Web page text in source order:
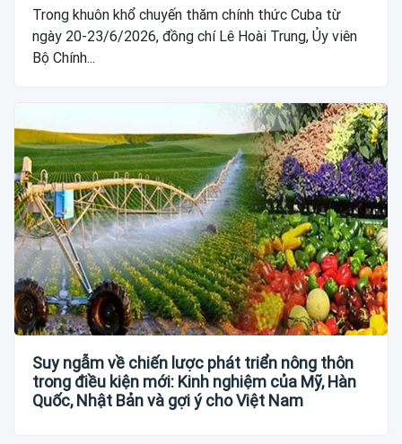
Trong khuôn khổ chuyến thăm chính thức Cuba từ
ngày 20-23/6/2026, đồng chí Lê Hoài Trung, Ủy viên
Bộ Chính...
Suy ngẫm về chiến lược phát triển nông thôn
trong điều kiện mới: Kinh nghiệm của Mỹ, Hàn
Quốc, Nhật Bản và gợi ý cho Việt Nam